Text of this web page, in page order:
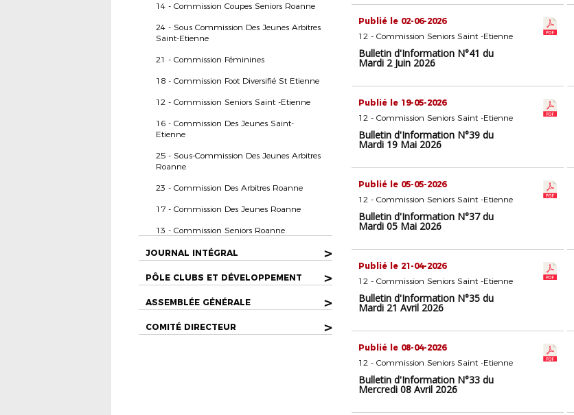
14 - Commission Coupes Seniors Roanne
24 - Sous Commission Des Jeunes Arbitres
Saint-Etienne
21 - Commission Féminines
18 - Commission Foot Diversifié St Etienne
12 - Commission Seniors Saint -Etienne
16 - Commission Des Jeunes Saint-
Etienne
25 - Sous-Commission Des Jeunes Arbitres
Roanne
23 - Commission Des Arbitres Roanne
17 - Commission Des Jeunes Roanne
13 - Commission Seniors Roanne
JOURNAL INTÉGRAL >
PÔLE CLUBS ET DÉVELOPPEMENT >
ASSEMBLÉE GÉNÉRALE >
COMITÉ DIRECTEUR >
Publié le 02-06-2026
12 - Commission Seniors Saint -Etienne
Bulletin d'Information N°41 du
Mardi 2 Juin 2026
Publié le 19-05-2026
12 - Commission Seniors Saint -Etienne
Bulletin d'Information N°39 du
Mardi 19 Mai 2026
Publié le 05-05-2026
12 - Commission Seniors Saint -Etienne
Bulletin d'Information N°37 du
Mardi 05 Mai 2026
Publié le 21-04-2026
12 - Commission Seniors Saint -Etienne
Bulletin d'Information N°35 du
Mardi 21 Avril 2026
Publié le 08-04-2026
12 - Commission Seniors Saint -Etienne
Bulletin d'Information N°33 du
Mercredi 08 Avril 2026